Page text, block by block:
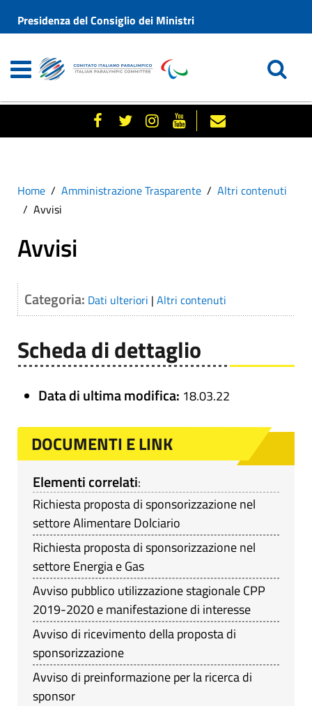
Presidenza del Consiglio dei Ministri
Home Amministrazione Trasparente
Altri contenuti
Avvisi
Avvisi
Categoria: Dati ulteriori | Altri contenuti
Scheda di dettaglio
Data di ultima modifica: 18.03.22
DOCUMENTI E LINK
Elementi correlati:
Richiesta proposta di sponsorizzazione nel
settore Alimentare Dolciario
Richiesta proposta di sponsorizzazione nel
settore Energia e Gas
Avviso pubblico utilizzazione stagionale CPP
2019-2020 e manifestazione di interesse
Avviso di ricevimento della proposta di
sponsorizzazione
Avviso di preinformazione per la ricerca di
sponsor